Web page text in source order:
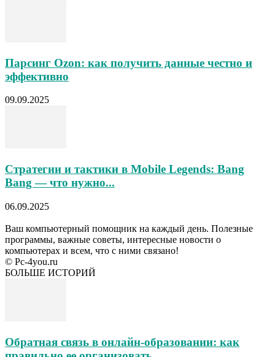
Парсинг Ozon: как получить данные честно и
эффективно
09.09.2025
Стратегии и тактики в Mobile Legends: Bang
Bang — что нужно...
06.09.2025
Ваш компьютерный помощник на каждый день. Полезные
программы, важные советы, интересные новости о
компьютерах и всем, что с ними связано!
© Pc-4you.ru
БОЛЬШЕ ИСТОРИЙ
Обратная связь в онлайн-образовании: как